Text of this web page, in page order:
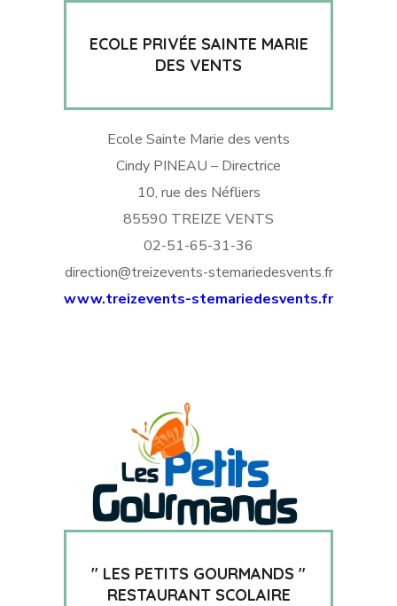
ECOLE PRIVÉE SAINTE MARIE
DES VENTS
Ecole Sainte Marie des vents
Cindy PINEAU – Directrice
10, rue des Néfliers
85590 TREIZE VENTS
02-51-65-31-36
direction@treizevents-stemariedesvents.fr
www.treizevents-stemariedesvents.fr
" LES PETITS GOURMANDS "
RESTAURANT SCOLAIRE